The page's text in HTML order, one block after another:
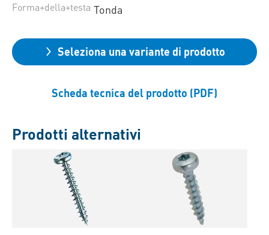
Forma+della+testa Tonda
Seleziona una variante di prodotto
Scheda tecnica del prodotto (PDF)
Prodotti alternativi